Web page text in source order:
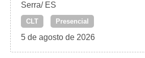
Serra/ ES
CLT Presencial
5 de agosto de 2026